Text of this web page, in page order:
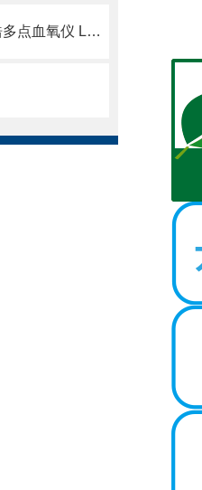
日本TORAY东丽氧化锆多点血氧仪 LC-450A北崎有售